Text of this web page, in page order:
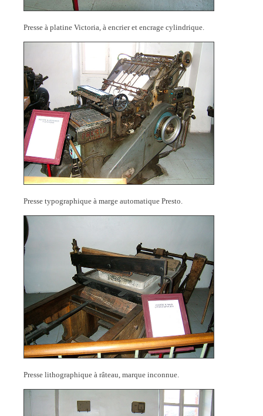
Presse à platine Victoria, à encrier et encrage cylindrique.
Presse typographique à marge automatique Presto.
Presse lithographique à râteau, marque inconnue.